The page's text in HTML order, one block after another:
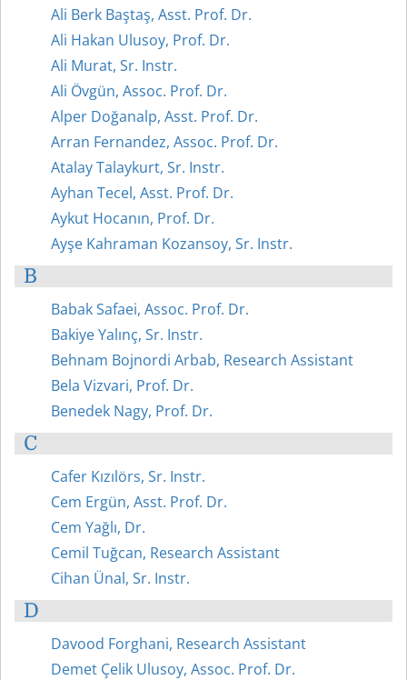
Ali Berk Baştaş, Asst. Prof. Dr.
Ali Hakan Ulusoy, Prof. Dr.
Ali Murat, Sr. Instr.
Ali Övgün, Assoc. Prof. Dr.
Alper Doğanalp, Asst. Prof. Dr.
Arran Fernandez, Assoc. Prof. Dr.
Atalay Talaykurt, Sr. Instr.
Ayhan Tecel, Asst. Prof. Dr.
Aykut Hocanın, Prof. Dr.
Ayşe Kahraman Kozansoy, Sr. Instr.
B
Babak Safaei, Assoc. Prof. Dr.
Bakiye Yalınç, Sr. Instr.
Behnam Bojnordi Arbab, Research Assistant
Bela Vizvari, Prof. Dr.
Benedek Nagy, Prof. Dr.
C
Cafer Kızılörs, Sr. Instr.
Cem Ergün, Asst. Prof. Dr.
Cem Yağlı, Dr.
Cemil Tuğcan, Research Assistant
Cihan Ünal, Sr. Instr.
D
Davood Forghani, Research Assistant
Demet Çelik Ulusoy, Assoc. Prof. Dr.